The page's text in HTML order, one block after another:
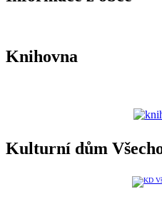
Knihovna
Kulturní dům